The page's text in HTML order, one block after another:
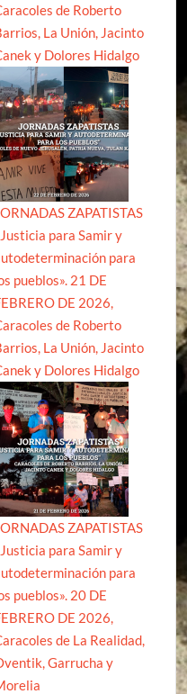
de Roberto
La Unión, Jacinto
y Dolores Hidalgo
ZAPATISTAS
para Samir y
para
pueblos». 21 DE
DE 2026,
de Roberto
La Unión, Jacinto
y Dolores Hidalgo
ZAPATISTAS
para Samir y
para
pueblos». 20 DE
DE 2026,
de La Realidad,
Garrucha y